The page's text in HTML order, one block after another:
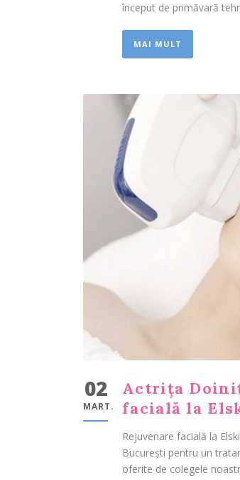
început de primăvară
MAI MULT
02
MART.
Actrița
facială la
Rejuvenare facială la
București pentru un
oferite de colegele